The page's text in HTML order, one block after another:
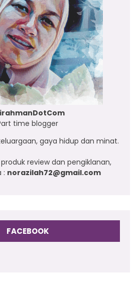
time blogger
gaya hidup dan minat.
review dan pengiklanan,
: norazilah72@gmail.com
FACEBOOK